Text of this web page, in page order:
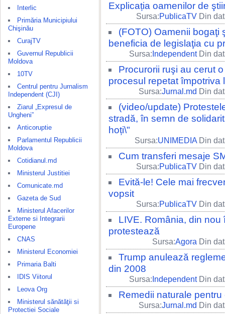
Interlic
Primăria Municipiului
Chişinău
CurajTV
Guvernul Republicii
Moldova
10TV
Centrul pentru Jurnalism
Independent (CJI)
Ziarul „Expresul de
Ungheni”
Anticoruptie
Parlamentul Republicii
Moldova
Cotidianul.md
Ministerul Justitiei
Comunicate.md
Gazeta de Sud
Ministerul Afacerilor
Externe si Integrarii
Europene
CNAS
Ministerul Economiei
Primaria Balti
IDIS Viitorul
Leova Org
Ministerul sănătăţii si
Protectiei Sociale
Explicația oamenilor de
Sursa:PublicaTV Din
(FOTO) Oamenii bogaţi
beneficia de legislaţia cu
Sursa: IndependentDin
Procurorii ruşi au cerut
procesul repetat împotriva
Sursa:Jurnal.md Din
(video/update)
stradă, în semn de
hoți\"
Sursa:UNIMEDIA Din
Cum transferi mesaje
Sursa:PublicaTV Din
Evită-le! Cele mai
vopsit
Sursa:PublicaTV Din
LIVE. România, din
protestează
Sursa:Agora Din
Trump anulează
din 2008
Sursa: IndependentDin
Remedii naturale
Sursa:Jurnal.md Din